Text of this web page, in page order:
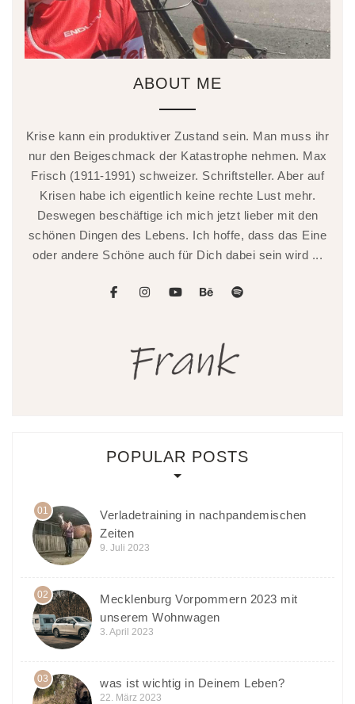
ABOUT ME
Krise kann ein produktiver Zustand sein. Man muss ihr
nur den Beigeschmack der Katastrophe nehmen. Max
Frisch (1911-1991) schweizer. Schriftsteller. Aber auf
Krisen habe ich eigentlich keine rechte Lust mehr.
Deswegen beschäftige ich mich jetzt lieber mit den
schönen Dingen des Lebens. Ich hoffe, dass das Eine
oder andere Schöne auch für Dich dabei sein wird ...
POPULAR POSTS
01
Verladetraining in nachpandemischen
Zeiten
9. Juli 2023
02
Mecklenburg Vorpommern 2023 mit
unserem Wohnwagen
3. April 2023
03 was ist wichtig in Deinem Leben?
22. März 2023